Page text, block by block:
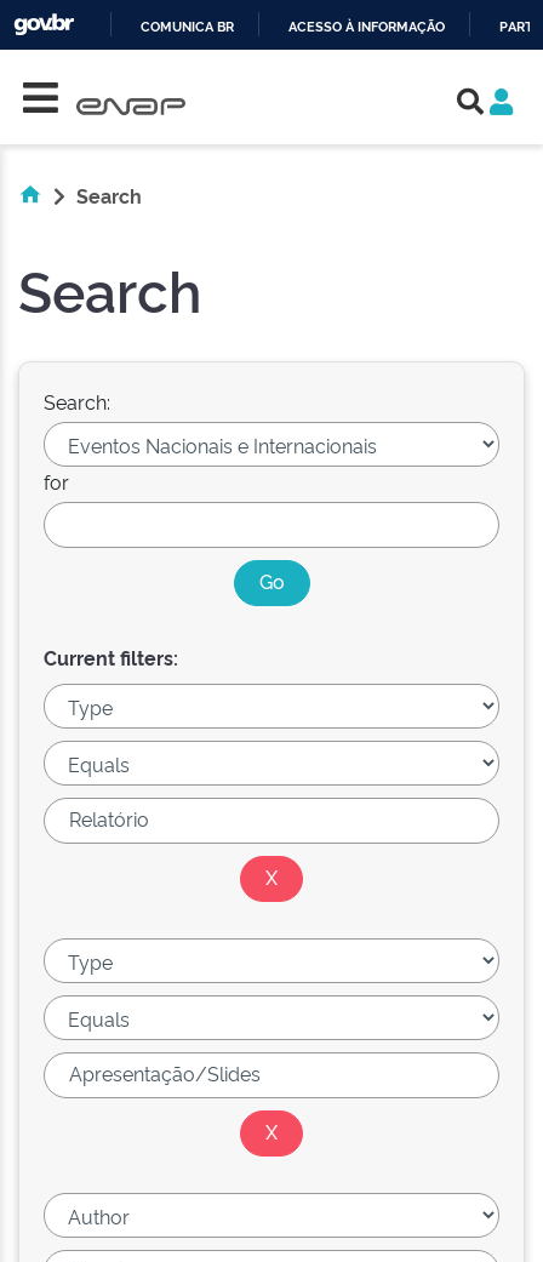
COMUNICA BR ACESSO À INFORMAÇÃO
Search
Search
Search:
for
Current filters: